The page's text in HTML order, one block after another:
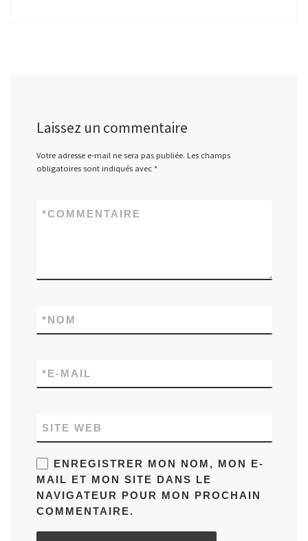
Laissez un commentaire
Votre adresse e-mail ne sera pas publiée. Les champs
obligatoires sont indiqués avec *
COMMENTAIRE
*
NOM
*
E-MAIL
*
SITE WEB
ENREGISTRER MON NOM, MON E-
MAIL ET MON SITE DANS LE
NAVIGATEUR POUR MON PROCHAIN
COMMENTAIRE.